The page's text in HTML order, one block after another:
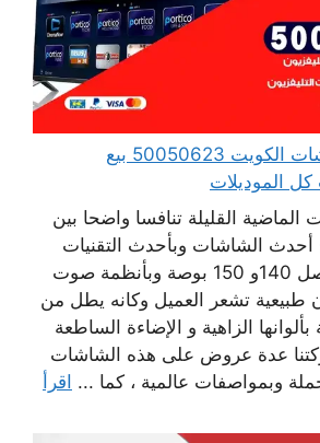
بيع تلفزيونات شاشات الكويت 50050623 بيع
الموديلات
الماضية القليلة تنافسا واضحا بين
أحدث الشاشات وبأحدث التقنيات
وبأحجام متنوعة تصل 140و 150 بوصة وبأنظمة صوت
طبيعية تشعر العميل وكانه يطل من
الزاهية و الإضاءة الساطعة
عدة عروض على هذه الشاشات
وبمواصفات عالمية ، كما ... اقرأ